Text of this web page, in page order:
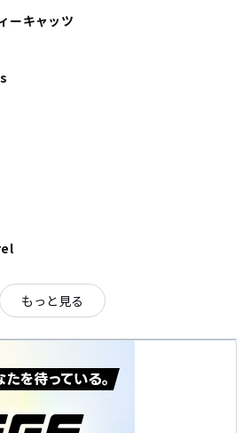
ーキャッツ
もっと見る